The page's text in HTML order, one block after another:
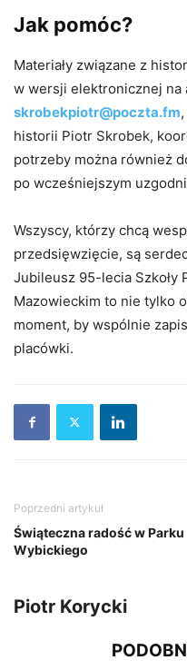
Jak pomóc?
Materiały związane z
w wersji elektronicznej na
skrobekpiotr@poczta.fm
historii Piotr Skrobek,
potrzeby można również
po wcześniejszym
Wszyscy, którzy chcą
przedsięwzięcie, są
Jubileusz 95-lecia Szkoły
Mazowieckim to nie tylko
moment, by wspólnie
placówki.
Poprzedni artykuł
Świąteczna radość w Parku
Wybickiego
Piotr Korycki